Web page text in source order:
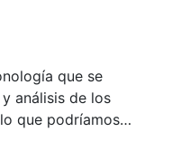
que se
análisis de los
que podríamos
Un conflicto social